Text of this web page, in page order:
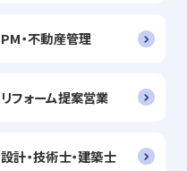
PM・不動産管理
リフォーム提案営業
設計・技術士・建築士